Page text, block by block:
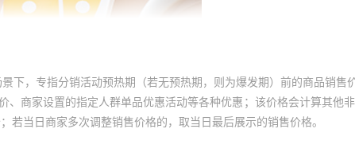
下，专指分销活动预热期（若无预热期，则为爆发期）前的商品销售
商家设置的指定人群单品优惠活动等各种优惠；该价格会计算其他
当日商家多次调整销售价格的，取当日最后展示的销售价格。